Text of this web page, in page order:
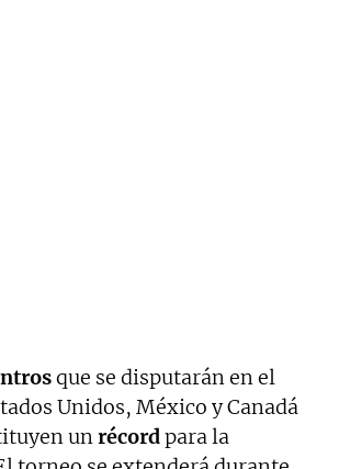
que se disputarán en el
Unidos, México y Canadá
unrécordpara la